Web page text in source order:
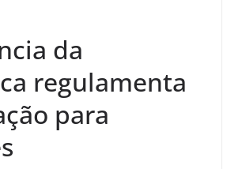
da
regulamenta
para